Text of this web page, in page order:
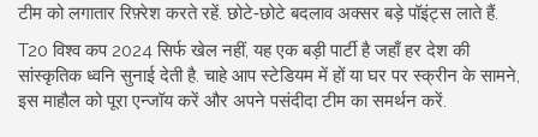
टीम को लगातार रिफ़्रेश करते रहें. छोटे‑छोटे बदलाव अक्सर बड़े पॉइंट्स लाते हैं.
T20 विश्व कप 2024 सिर्फ खेल नहीं, यह एक बड़ी पार्टी है जहाँ हर देश की
सांस्कृतिक ध्वनि सुनाई देती है. चाहे आप स्टेडियम में हों या घर पर स्क्रीन के सामने,
इस माहौल को पूरा एन्जॉय करें और अपने पसंदीदा टीम का समर्थन करें.